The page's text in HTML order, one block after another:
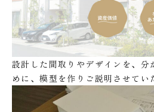
設計した間取りやデザインを、分
めに、模型を作りご説明させてい